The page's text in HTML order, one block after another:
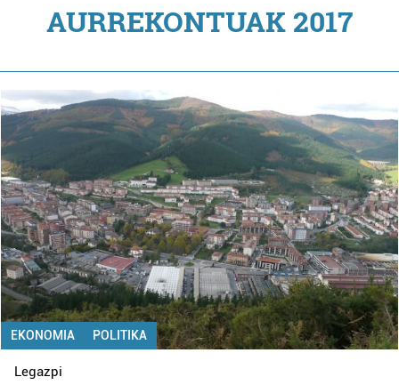
AURREKONTUAK 2017
EKONOMIA POLITIKA
Legazpi